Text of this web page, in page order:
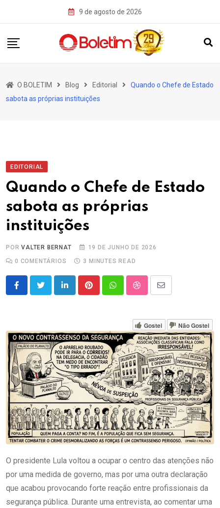
9 de agosto de 2026
O BOLETIM Blog Editorial
Quando o Chefe de Estado
sabota as próprias instituições
EDITORIAL
Quando o Chefe de Estado
sabota as próprias
instituições
PORVALTER BERNAT
19 DE JUNHO DE 2026
0 COMENTÁRIOS 3 MINUTES READ
LinkedInPinterestWhatsappStumbleUpon
Share
Email
Gostei Não Gostei
O presidente Lula voltou a ocupar o centro das atenções não
por uma medida de governo, mas por uma outra declaração
que acabou provocando forte reação entre profissionais da
segurança pública. Durante uma entrevista, ao comentar uma